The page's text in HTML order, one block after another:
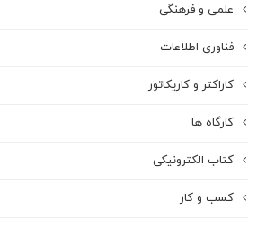
علمی و فرهنگی
فناوری اطلاعات
کاراکتر و کاریکاتور
کارگاه ها
کتاب الکترونیکی
کسب و کار